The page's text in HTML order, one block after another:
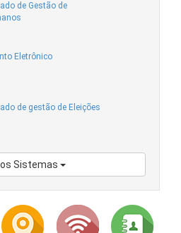
de Gestão de
Eletrônico
de gestão de Eleições
Sistemas